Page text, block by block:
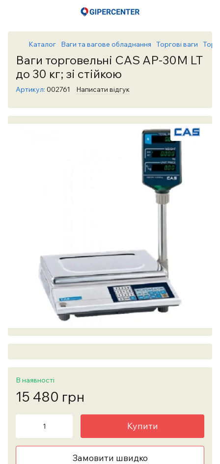
Каталог Ваги та вагове обладнання Торгові ваги
Ваги торговельні CAS AP-30М LT
до 30 кг; зі стійкою
Артикул: 002761 Написати відгук
В наявності
15 480 грн
Купити
Замовити швидко